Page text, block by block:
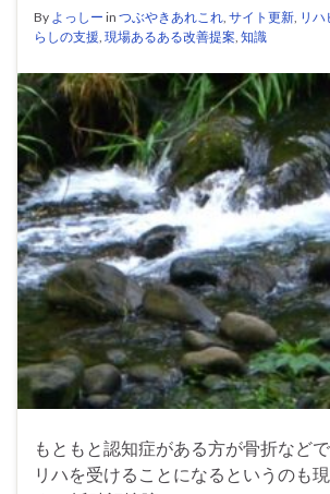
By よっしー in つぶやきあれこれ サイト更新 リハ
らしの支援 現場あるある改善提案 知識
もともと認知症がある方が骨折など
リハを受けることになるというのも